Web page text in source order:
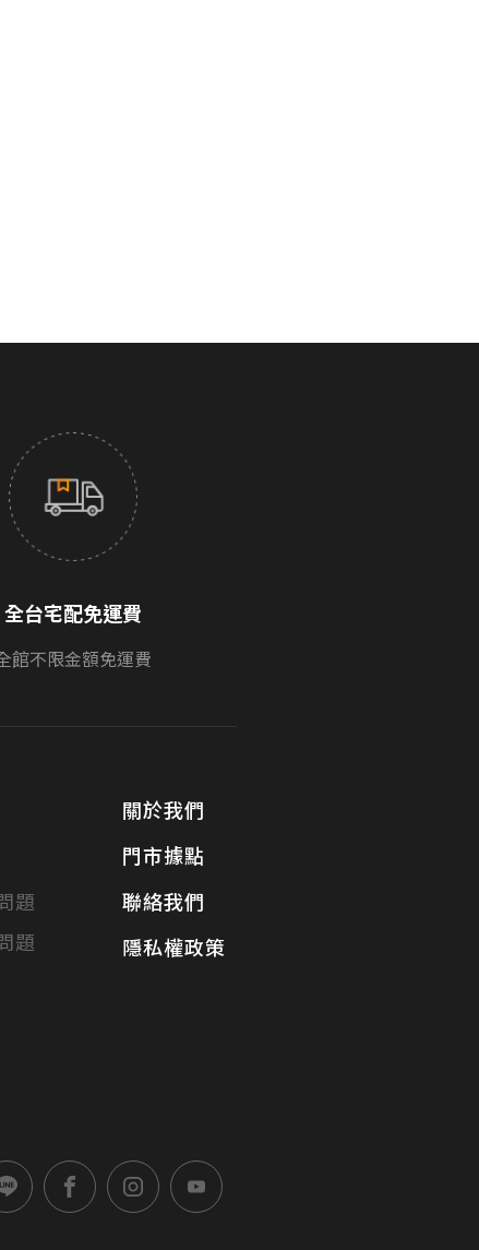
全台宅配免運費
館不限金額免運費
題
題
關於我們
門市據點
聯絡我們
隱私權政策